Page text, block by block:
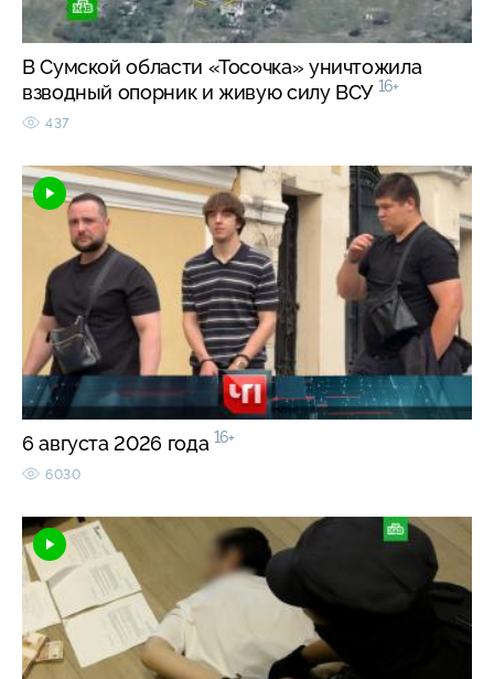
В Сумской области «Тосочка» уничтожила
взводный опорник и живую силу ВСУ 16+
437
6 августа 2026 года 16+
6030